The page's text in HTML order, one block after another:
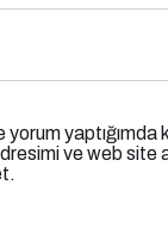
yaptığımda
ve web site